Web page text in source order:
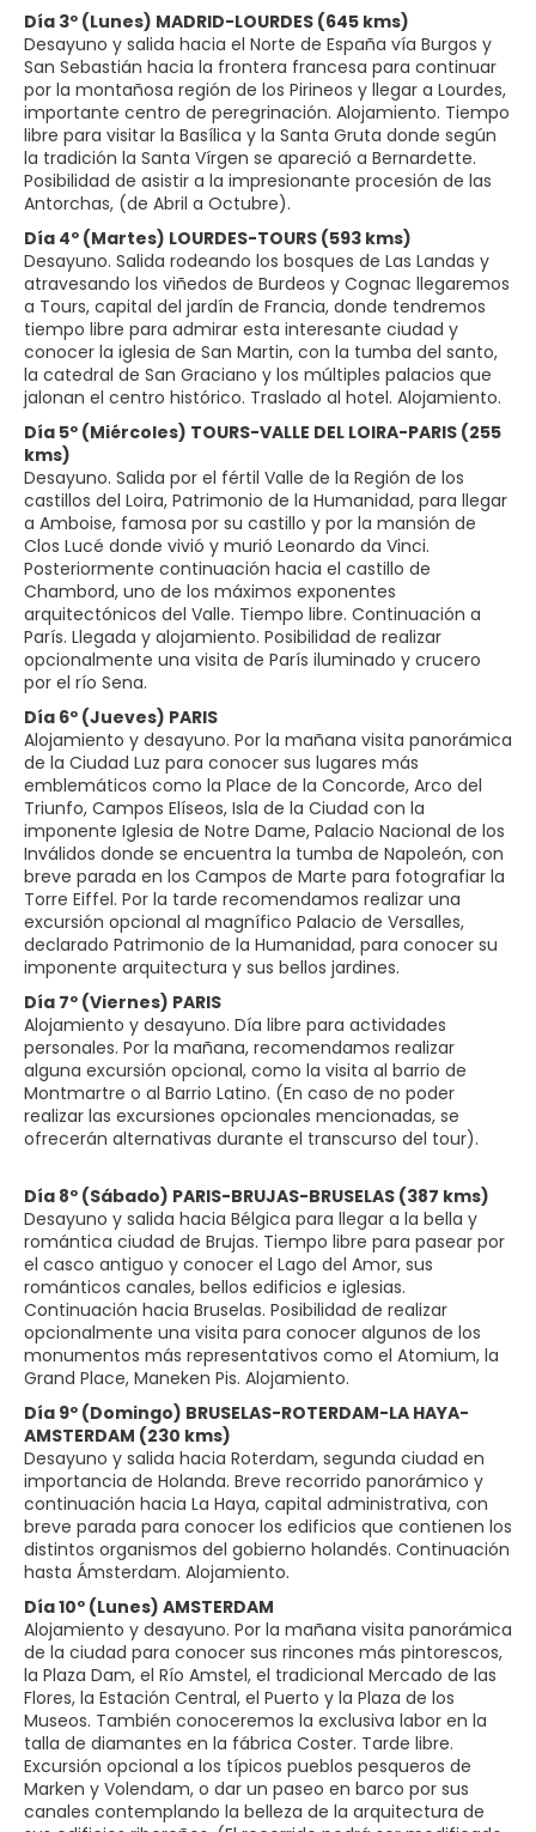
Día 3º (Lunes) MADRID-LOURDES (645 kms)
Desayuno y salida hacia el Norte de España vía Burgos y
San Sebastián hacia la frontera francesa para continuar
por la montañosa región de los Pirineos y llegar a Lourdes,
importante centro de peregrinación. Alojamiento. Tiempo
libre para visitar la Basílica y la Santa Gruta donde según
la tradición la Santa Vírgen se apareció a Bernardette.
Posibilidad de asistir a la impresionante procesión de las
Antorchas, (de Abril a Octubre).
Día 4º (Martes) LOURDES-TOURS (593 kms)
Desayuno. Salida rodeando los bosques de Las Landas y
atravesando los viñedos de Burdeos y Cognac llegaremos
a Tours, capital del jardín de Francia, donde tendremos
tiempo libre para admirar esta interesante ciudad y
conocer la iglesia de San Martin, con la tumba del santo,
la catedral de San Graciano y los múltiples palacios que
jalonan el centro histórico. Traslado al hotel. Alojamiento.
Día 5º (Miércoles) TOURS-VALLE DEL LOIRA-PARIS (255
kms)
Desayuno. Salida por el fértil Valle de la Región de los
castillos del Loira, Patrimonio de la Humanidad, para llegar
a Amboise, famosa por su castillo y por la mansión de
Clos Lucé donde vivió y murió Leonardo da Vinci.
Posteriormente continuación hacia el castillo de
Chambord, uno de los máximos exponentes
arquitectónicos del Valle. Tiempo libre. Continuación a
París. Llegada y alojamiento. Posibilidad de realizar
opcionalmente una visita de París iluminado y crucero
por el río Sena.
Día 6º (Jueves) PARIS
Alojamiento y desayuno. Por la mañana visita panorámica
de la Ciudad Luz para conocer sus lugares más
emblemáticos como la Place de la Concorde, Arco del
Triunfo, Campos Elíseos, Isla de la Ciudad con la
imponente Iglesia de Notre Dame, Palacio Nacional de los
Inválidos donde se encuentra la tumba de Napoleón, con
breve parada en los Campos de Marte para fotografiar la
Torre Eiffel. Por la tarde recomendamos realizar una
excursión opcional al magnífico Palacio de Versalles,
declarado Patrimonio de la Humanidad, para conocer su
imponente arquitectura y sus bellos jardines.
Día 7º (Viernes) PARIS
Alojamiento y desayuno. Día libre para actividades
personales. Por la mañana, recomendamos realizar
alguna excursión opcional, como la visita al barrio de
Montmartre o al Barrio Latino. (En caso de no poder
realizar las excursiones opcionales mencionadas, se
ofrecerán alternativas durante el transcurso del tour).
Día 8º (Sábado) PARIS-BRUJAS-BRUSELAS (387 kms)
Desayuno y salida hacia Bélgica para llegar a la bella y
romántica ciudad de Brujas. Tiempo libre para pasear por
el casco antiguo y conocer el Lago del Amor, sus
románticos canales, bellos edificios e iglesias.
Continuación hacia Bruselas. Posibilidad de realizar
opcionalmente una visita para conocer algunos de los
monumentos más representativos como el Atomium, la
Grand Place, Maneken Pis. Alojamiento.
Día 9º (Domingo) BRUSELAS-ROTERDAM-LA HAYA-
AMSTERDAM (230 kms)
Desayuno y salida hacia Roterdam, segunda ciudad en
importancia de Holanda. Breve recorrido panorámico y
continuación hacia La Haya, capital administrativa, con
breve parada para conocer los edificios que contienen los
distintos organismos del gobierno holandés. Continuación
hasta Ámsterdam. Alojamiento.
Día 10º (Lunes) AMSTERDAM
Alojamiento y desayuno. Por la mañana visita panorámica
de la ciudad para conocer sus rincones más pintorescos,
la Plaza Dam, el Río Amstel, el tradicional Mercado de las
Flores, la Estación Central, el Puerto y la Plaza de los
Museos. También conoceremos la exclusiva labor en la
talla de diamantes en la fábrica Coster. Tarde libre.
Excursión opcional a los típicos pueblos pesqueros de
Marken y Volendam, o dar un paseo en barco por sus
canales contemplando la belleza de la arquitectura de